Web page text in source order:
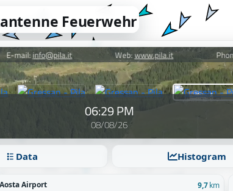
Feuerwehr
Data Histogram
Aosta Airport 9,7km